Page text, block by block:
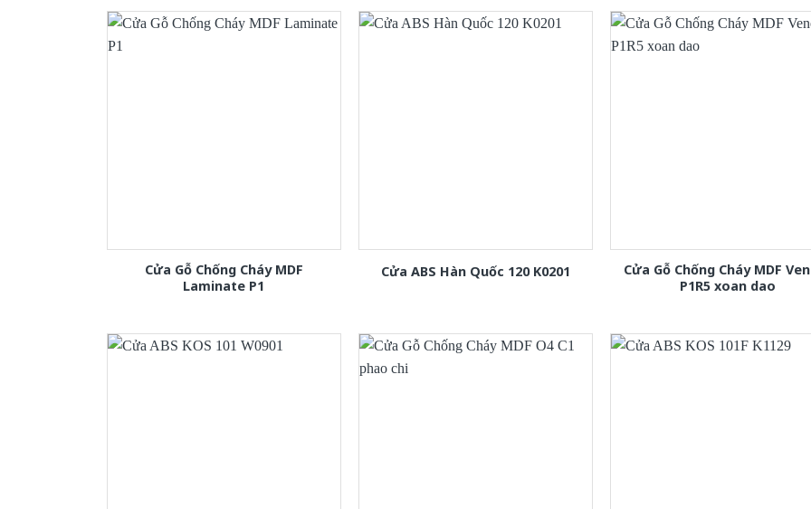
Cửa Gỗ Chống Cháy MDF
Laminate P1
Cửa ABS Hàn Quốc 120 K0201
Cửa Gỗ Chống Cháy MDF
P1R5 xoan dao